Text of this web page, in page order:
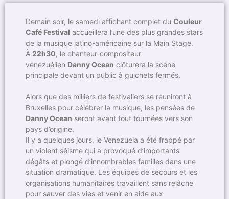
Demain soir, le samedi affichant complet du Couleur
Café Festival accueillera l’une des plus grandes stars
de la musique latino-américaine sur la Main Stage.
À 22h30, le chanteur-compositeur
vénézuélien Danny Ocean clôturera la scène
principale devant un public à guichets fermés.
Alors que des milliers de festivaliers se réuniront à
Bruxelles pour célébrer la musique, les pensées de
Danny Ocean seront avant tout tournées vers son
pays d’origine.
Il y a quelques jours, le Venezuela a été frappé par
un violent séisme qui a provoqué d’importants
dégâts et plongé d’innombrables familles dans une
situation dramatique. Les équipes de secours et les
organisations humanitaires travaillent sans relâche
pour sauver des vies et venir en aide aux